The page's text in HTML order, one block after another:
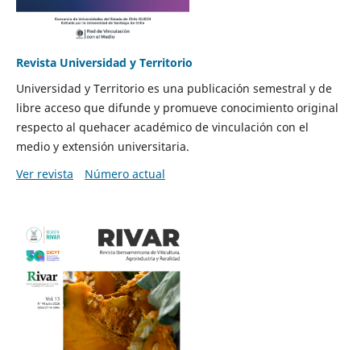
Revista Universidad y Territorio
Universidad y Territorio es una publicación semestral y de
libre acceso que difunde y promueve conocimiento original
respecto al quehacer académico de vinculación con el
medio y extensión universitaria.
Ver revista
Número actual